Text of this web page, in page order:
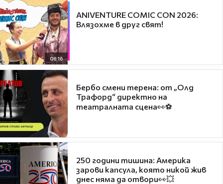
08:16
ANIVENTURE COMIC CON 2026:
Влязохме в друг свят!
Бербо смени терена: от „Олд
Трафорд“ директно на
театралната сцена👀⚽
250 години тишина: Америка
зарови капсула, която никой жив
днес няма да отвори👀💥